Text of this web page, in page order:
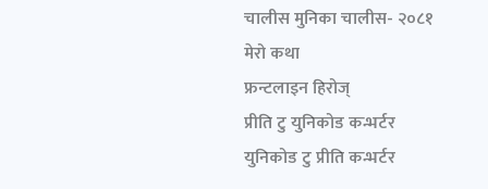
चालीस मुनिका चालीस- २०८१
मेरो कथा
फ्रन्टलाइन हिरोज्
प्रीति टु युनिकोड कन्भर्टर
युनिकोड टु प्रीति कन्भर्टर